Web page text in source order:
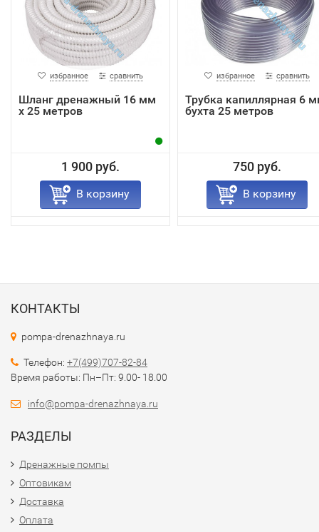
избранное сравнить
Шланг дренажный 16 мм
x 25 метров
1 900 руб.
В корзину
избранное сравнить
Трубка капиллярная 6
бухта 25 метров
750 руб.
В корзину
КОНТАКТЫ
pompa-drenazhnaya.ru
Телефон: +7(499)707-82-84
Время работы: Пн–Пт: 9.00- 18.00
info@pompa-drenazhnaya.ru
РАЗДЕЛЫ
Дренажные помпы
Оптовикам
Доставка
Оплата